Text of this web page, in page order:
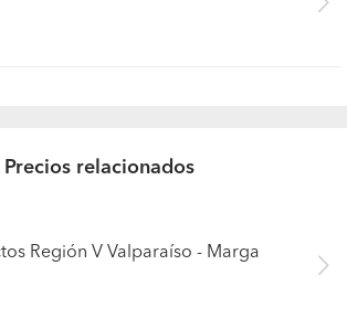
Precios relacionados
Región V Valparaíso - Marga